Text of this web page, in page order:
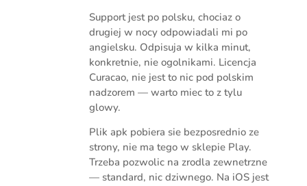
Support jest po polsku, chociaz o
drugiej w nocy odpowiadali mi po
angielsku. Odpisuja w kilka minut,
konkretnie, nie ogolnikami. Licencja
Curacao, nie jest to nic pod polskim
nadzorem — warto miec to z tylu
glowy.
Plik apk pobiera sie bezposrednio ze
strony, nie ma tego w sklepie Play.
Trzeba pozwolic na zrodla zewnetrzne
— standard, nic dziwnego. Na iOS jest